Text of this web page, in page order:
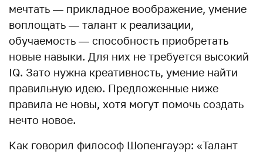
мечтать — прикладное воображение, умение
воплощать — талант к реализации,
обучаемость — способность приобретать
новые навыки. Для них не требуется высокий
IQ. Зато нужна креативность, умение найти
правильную идею. Предложенные ниже
правила не новы, хотя могут помочь создать
нечто новое.
Как говорил философ Шопенгауэр: «Талант